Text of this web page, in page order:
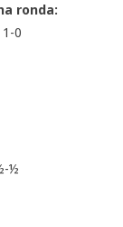
ronda:
0
½